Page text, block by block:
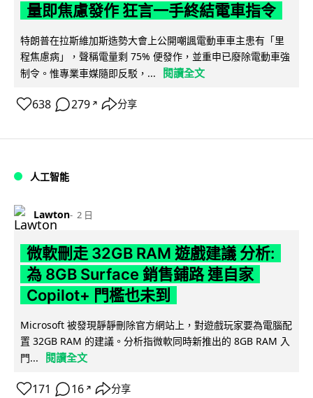
量即焦慮發作 狂言一手終結電車指令
特朗普在拉斯維加斯造勢大會上公開嘲諷電動車車主患有「里
程焦慮病」，聲稱電量剩 75% 便發作，並重申已廢除電動車強
制令。惟專業車媒隨即反駁，...
閱讀全文
638 279 ↗ 分享
人工智能
Lawton 2 日
微軟刪走 32GB RAM 遊戲建議 分析:
為 8GB Surface 銷售鋪路 連自家
Copilot+ 門檻也未到
Microsoft 被發現靜靜刪除官方網站上，對遊戲玩家要為電腦配
置 32GB RAM 的建議。分析指微軟同時新推出的 8GB RAM 入
門...
閱讀全文
171 16 ↗ 分享